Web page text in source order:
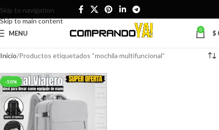
Skip to navigation
Skip to main content
MENU 0 $
Inicio Productos etiquetados “mochila multifuncional”
-50%